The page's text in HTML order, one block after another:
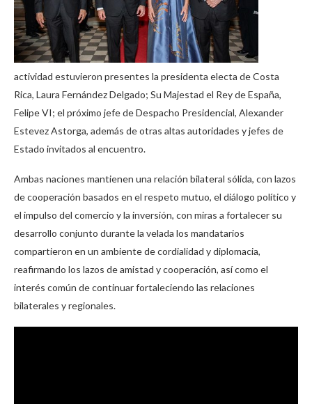
actividad estuvieron presentes la presidenta electa de Costa
Rica, Laura Fernández Delgado; Su Majestad el Rey de España,
Felipe VI; el próximo jefe de Despacho Presidencial, Alexander
Estevez Astorga, además de otras altas autoridades y jefes de
Estado invitados al encuentro.
Ambas naciones mantienen una relación bilateral sólida, con lazos
de cooperación basados en el respeto mutuo, el diálogo político y
el impulso del comercio y la inversión, con miras a fortalecer su
desarrollo conjunto durante la velada los mandatarios
compartieron en un ambiente de cordialidad y diplomacia,
reafirmando los lazos de amistad y cooperación, así como el
interés común de continuar fortaleciendo las relaciones
bilaterales y regionales.